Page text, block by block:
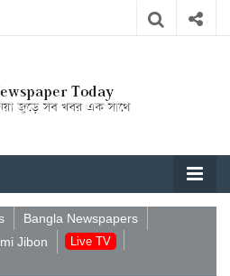
Bangla Newspapers
Jibon Live TV